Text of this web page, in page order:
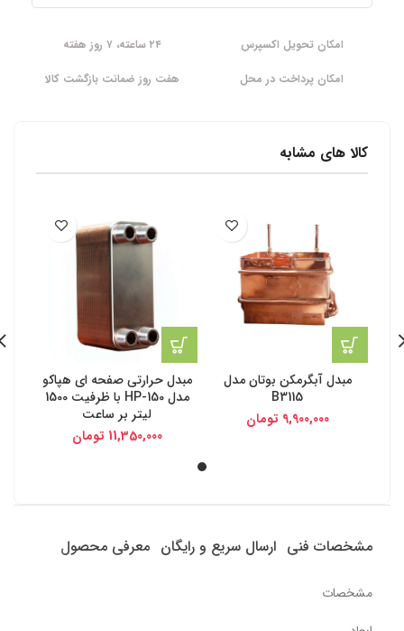
امکان تحویل اکسپرس
۲۴ ساعته، ۷ روز هفته
امکان پرداخت در محل
هفت روز ضمانت بازگشت کالا
کالا های مشابه
مبدل آبگرمکن بوتان مدل
B3115
9,900,000 تومان
مبدل حرارتی صفحه ای هپاکو
مدل HP-150 با ظرفیت 1500
لیتر بر ساعت
11,350,000 تومان
مشخصات فنی ارسال سریع و رایگان معرفی محصول
مشخصات